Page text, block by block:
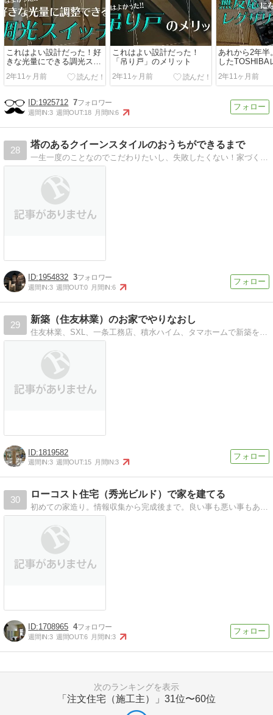
これはよい設計だった！好
きな光量にできる調光スイ
ッチ
2年11ヶ月前
これはよい設計だった！
「吊り戸」のメリット
2年11ヶ月前
あれから2年半
したTOSHIBA
モコンのいま。
2年11ヶ月前
1925712 7
週間IN:3 週間OUT:18 月間IN:6
28
塔のあるクイーンスタイルのおうちができるまで
一生一度のことなのでこだわりたいし、失敗したくない！家づくり。輸入住宅づくりまでの道のりを綴っていきます。気軽にコメントください。
1954832 3
週間IN:3 週間OUT:0 月間IN:6
29
新築（住友林業）のお家でやりなおし
住友林業、SXL、一条工務店、積水ハイム、タマホームで新築を検討中。値引き率や各社の特徴(ほぼ雑感)を防備録代わりに書いていきます。
1819582
週間IN:3 週間OUT:15 月間IN:3
30
ローコスト住宅（秀光ビルド）で家を建てる
初めての家造り。情報収集から完成後まで。良い事も悪い事もありのまま綴っていこうと思います。あまり参考にならないかもしれませんが・・・2015年6月下旬、完成予定
1708965 4
週間IN:3 週間OUT:6 月間IN:3
次のランキングを表示
「注文住宅（施工主）」 31位〜60位